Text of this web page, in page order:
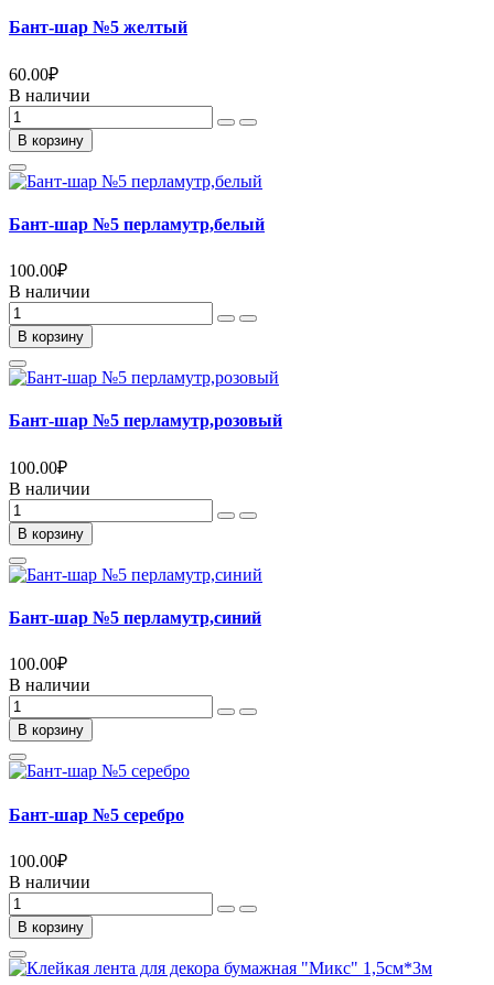
Бант-шар №5 желтый
60.00₽
В наличии
В корзину
Бант-шар №5 перламутр,белый
100.00₽
В наличии
В корзину
Бант-шар №5 перламутр,розовый
100.00₽
В наличии
В корзину
Бант-шар №5 перламутр,синий
100.00₽
В наличии
В корзину
Бант-шар №5 серебро
100.00₽
В наличии
В корзину